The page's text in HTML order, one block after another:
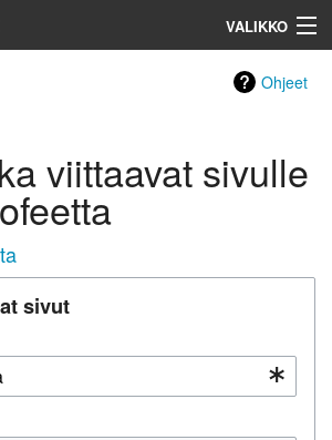
VALIKKO
Ohjeet
viittaavat sivulle
sivut